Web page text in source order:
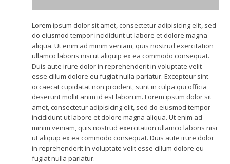
Lorem ipsum dolor sit amet, consectetur adipisicing elit, sed
do eiusmod tempor incididunt ut labore et dolore magna
aliqua. Ut enim ad minim veniam, quis nostrud exercitation
ullamco laboris nisi ut aliquip ex ea commodo consequat.
Duis aute irure dolor in reprehenderit in voluptate velit
esse cillum dolore eu fugiat nulla pariatur. Excepteur sint
occaecat cupidatat non proident, sunt in culpa qui officia
deserunt mollit anim id est laborum. Lorem ipsum dolor sit
amet, consectetur adipisicing elit, sed do eiusmod tempor
incididunt ut labore et dolore magna aliqua. Ut enim ad
minim veniam, quis nostrud exercitation ullamco laboris nisi
ut aliquip ex ea commodo consequat. Duis aute irure dolor
in reprehenderit in voluptate velit esse cillum dolore eu
fugiat nulla pariatur.